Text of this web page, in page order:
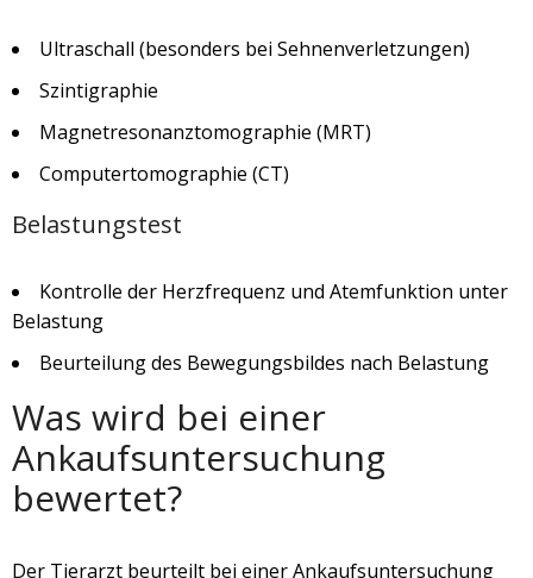
Ultraschall (besonders bei Sehnenverletzungen)
Szintigraphie
Magnetresonanztomographie (MRT)
Computertomographie (CT)
Belastungstest
Kontrolle der Herzfrequenz und Atemfunktion unter
Belastung
Beurteilung des Bewegungsbildes nach Belastung
Was wird bei einer
Ankaufsuntersuchung
bewertet?
Der Tierarzt beurteilt bei einer Ankaufsuntersuchung